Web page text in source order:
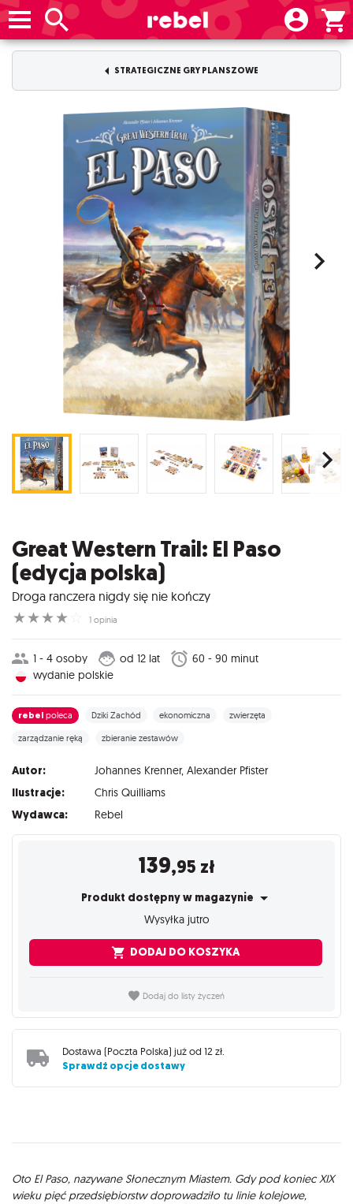
STRATEGICZNE GRY PLANSZOWE
Great Western Trail: El Paso
(edycja polska)
Droga ranczera nigdy się nie kończy
☆
☆
☆
☆ 1 opinia
1 - 4 osoby od 12 lat
60 - 90 minut
wydanie polskie
rebel poleca Dziki Zachód ekonomiczna zwierzęta
zarządzanie ręką zbieranie zestawów
Autor: Johannes Krenner, Alexander Pfister
Ilustracje: Chris Quilliams
Wydawca: Rebel
139,95 zł
Produkt dostępny w magazynie
Wysyłka jutro
DODAJ DO KOSZYKA
Dodaj do listy życzeń
Dostawa (Poczta Polska) już od 12 zł
Sprawdź opcje dostawy
Opis
Oto El Paso, nazywane Słonecznym Miastem. Gdy pod koniec XIX
wieku pięć przedsiębiorstw doprowadziło tu linie kolejowe,